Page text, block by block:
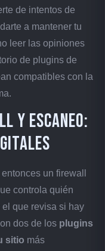
de intentos de
a mantener tu
leer las opiniones
de plugins de
compatibles con la
y Escaneo:
un firewall
controla quién
que revisa si hay
dos de los plugins
sitio más